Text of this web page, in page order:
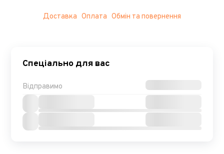
Доставка Оплата Обмін та повернення
Спеціально для вас
Відправимо